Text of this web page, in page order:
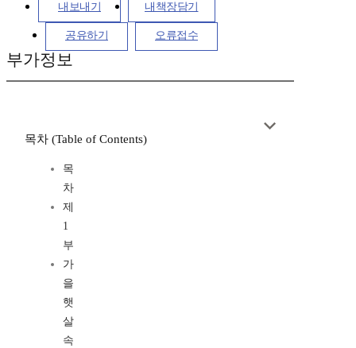
내보내기 내책장담기
공유하기 오류접수
부가정보
목차 (Table of Contents)
목
차
제
1
부
가
을
햇
살
속